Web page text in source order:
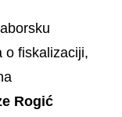
o fiskalizaciji,
Rogić